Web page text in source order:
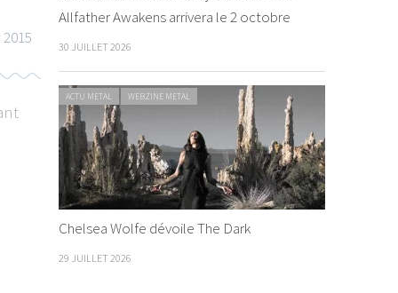
WEBZINE METAL VIDEO METAL WEBZINE METAL
Allfather Awakens arrivera le 2 octobre
30 JUILLET 2026
ACTU METAL WEBZINE METAL
Chelsea Wolfe dévoile The Dark
29 JUILLET 2026